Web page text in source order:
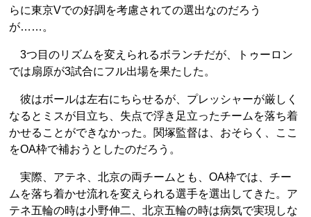
らに東京Vでの好調を考慮されての選出なのだろう
が……。
3つ目のリズムを変えられるボランチだが、トゥーロン
では扇原が3試合にフル出場を果たした。
彼はボールは左右にちらせるが、プレッシャーが厳しく
なるとミスが目立ち、失点で浮き足立ったチームを落ち着
かせることができなかった。関塚監督は、おそらく、ここ
をOA枠で補おうとしたのだろう。
実際、アテネ、北京の両チームとも、OA枠では、チー
ムを落ち着かせ流れを変えられる選手を選出してきた。ア
テネ五輪の時は小野伸二、北京五輪の時は病気で実現しな